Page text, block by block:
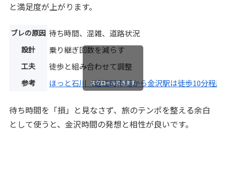
と満足度が上がります。
ブレの原因 待ち時間、混雑、道路状況
設計 乗り継ぎ回数を減らす
工夫 徒歩と組み合わせて調整
参考 ほっと石川（近江町市場から金沢駅は徒歩10分程
スクロールできます
待ち時間を「損」と見なさず、旅のテンポを整える余白
として使うと、金沢時間の発想と相性が良いです。